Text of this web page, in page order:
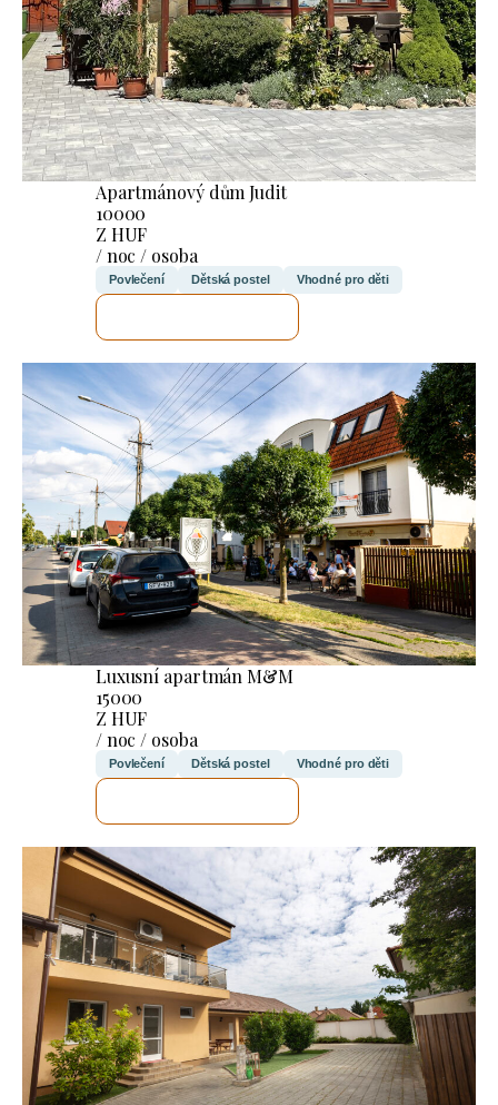
Apartmánový dům Judit
10000
Z HUF
/ noc / osoba
Povlečení Dětská postel Vhodné pro děti
Luxusní apartmán M&M
15000
Z HUF
/ noc / osoba
Povlečení Dětská postel Vhodné pro děti